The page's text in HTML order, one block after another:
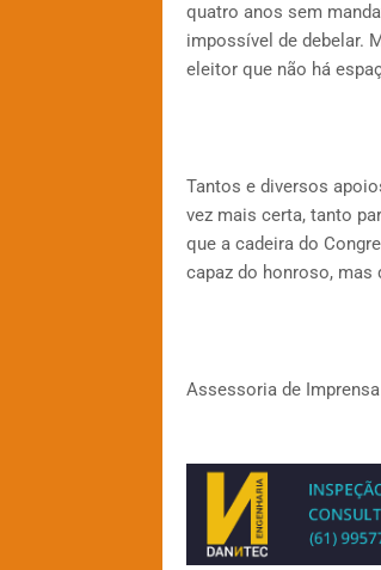
quatro anos sem
impossível de debelar.
eleitor que não há
Tantos e diversos
vez mais certa, tanto
que a cadeira do
capaz do honroso,
Assessoria de